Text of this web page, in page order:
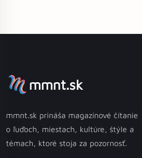
mmnt.sk
mmnt.sk prináša magazínové čítanie
o ľuďoch, miestach, kultúre, štýle a
témach, ktoré stoja za pozornosť.